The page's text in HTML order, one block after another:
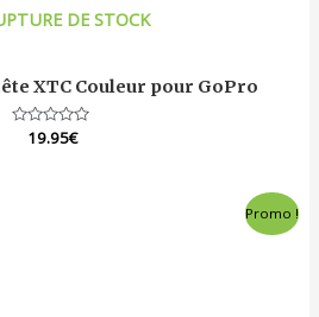
DE STOCK
XTC Couleur pour GoPro
Note
19.95€
Promo !